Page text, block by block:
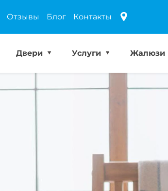
Отзывы Блог Контакты
Двери Услуги Жалюзи